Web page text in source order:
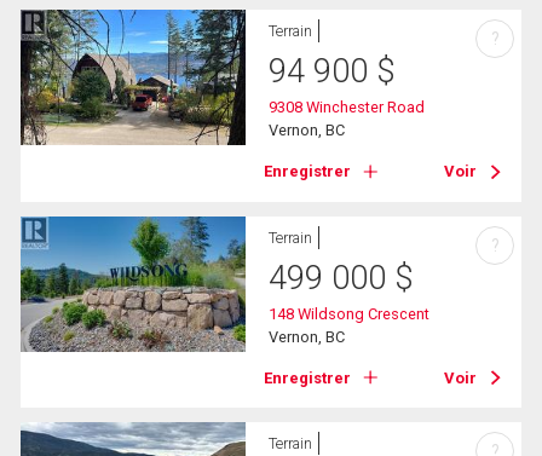
Terrain
94 900 $
9308 Winchester Road
Vernon, BC
Enregistrer Voir
?
Terrain
499 000 $
148 Wildsong Crescent
Vernon, BC
Enregistrer Voir
?
Terrain ?